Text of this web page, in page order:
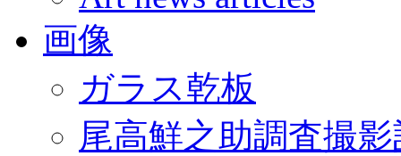
画像
ガラス乾板
尾高鮮之助調査撮